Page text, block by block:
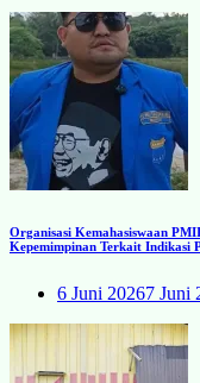
Organisasi Kemahasiswaan
Kepemimpinan Terkait Indikasi
6 Juni 20267 Juni